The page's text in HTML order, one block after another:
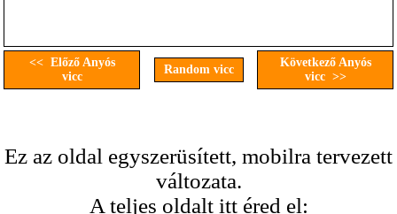
<< Előző Anyós
vicc
Random vicc
Következő Anyós
vicc >>
Ez az oldal egyszerüsített, mobilra tervezett
változata.
A teljes oldalt itt éred el: